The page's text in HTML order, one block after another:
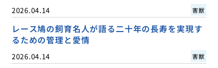
2026.04.14 害獣
レース鳩の飼育名人が語る二十年の長寿を実現す
るための管理と愛情
2026.04.14 害獣